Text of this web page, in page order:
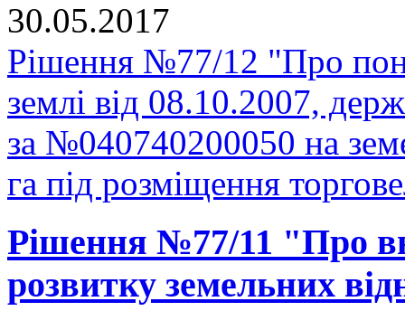
30.05.2017
Рішення №77/12 "Про
землі від 08.10.2007,
за №040740200050 на
га під розміщення
Рішення №77/11 "Про
розвитку земельних